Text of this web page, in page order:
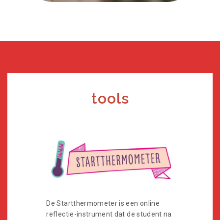
tools
De Startthermometer is een online
reflectie-instrument dat de student na